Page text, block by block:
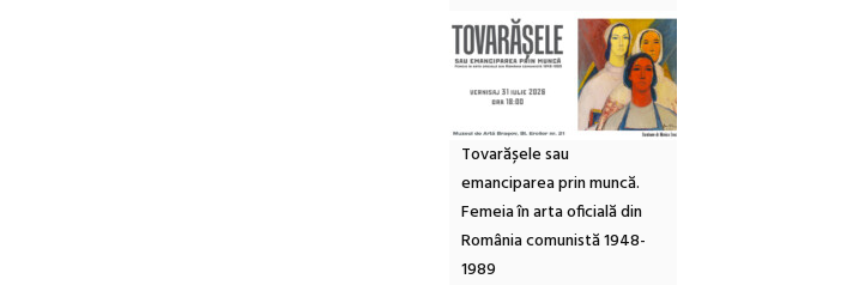
Tovarășele sau
emanciparea prin muncă.
Femeia în arta oficială din
România comunistă 1948-
1989